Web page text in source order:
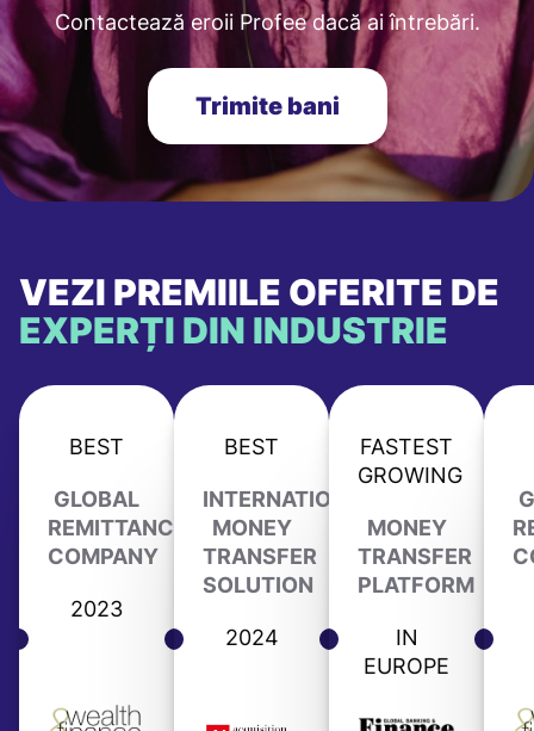
Contactează eroii Profee dacă ai întrebări.
Trimite bani
VEZI PREMIILE OFERITE DE
EXPERȚI DIN INDUSTRIE
BEST
GLOBAL
REMITTANCE
COMPANY
2023
BEST
INTERNATIONAL
MONEY
TRANSFER
SOLUTION
2024
FASTEST
GROWING
MONEY
TRANSFER
PLATFORM
IN
EUROPE